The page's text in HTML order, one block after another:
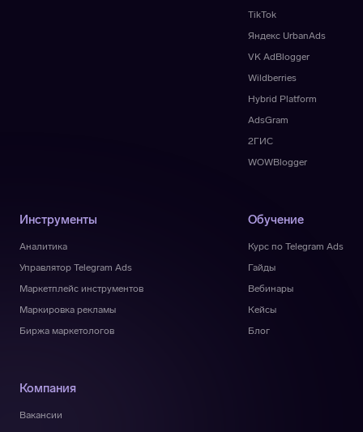
TikTok
Яндекс UrbanAds
VK AdBlogger
Wildberries
Hybrid Platform
AdsGram
2ГИС
WOWBlogger
Инструменты
Аналитика
Управлятор Telegram Ads
Маркетплейс инструментов
Маркировка рекламы
Биржа маркетологов
Обучение
Курс по Telegram Ads
Гайды
Вебинары
Кейсы
Блог
Компания
Вакансии